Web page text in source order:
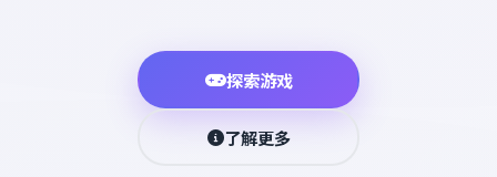
探索游戏
了解更多